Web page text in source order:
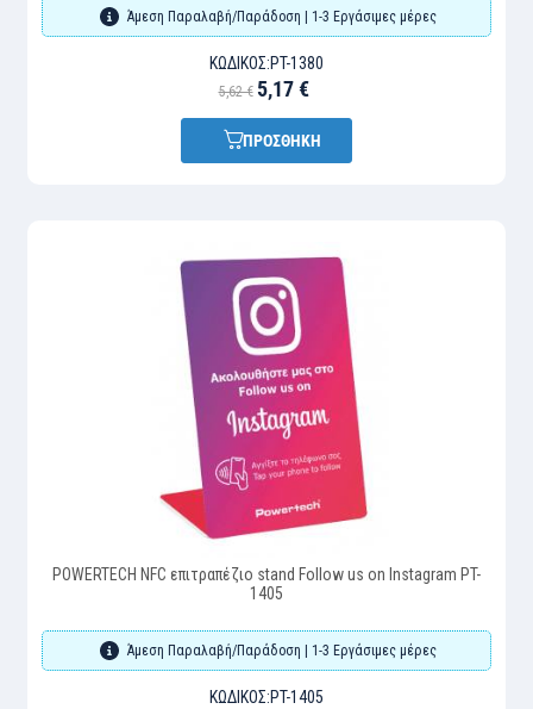
Άμεση Παραλαβή/Παράδοση | 1-3 Εργάσιμες μέρες
ΚΩΔΙΚΌΣ:PT-1380
5,62 € 5,17 €
ΠΡΟΣΘΗΚΗ
POWERTECH NFC επιτραπέζιο stand Follow us on Instagram PT-
1405
Άμεση Παραλαβή/Παράδοση | 1-3 Εργάσιμες μέρες
ΚΩΔΙΚΌΣ:PT-1405